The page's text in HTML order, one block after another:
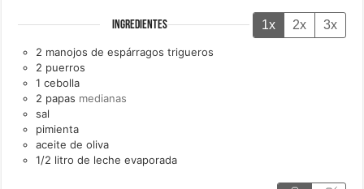
INGREDIENTES 1x 2x 3x
2 manojos de espárragos trigueros
2 puerros
1 cebolla
2 papas medianas
sal
pimienta
aceite de oliva
1/2 litro de leche evaporada